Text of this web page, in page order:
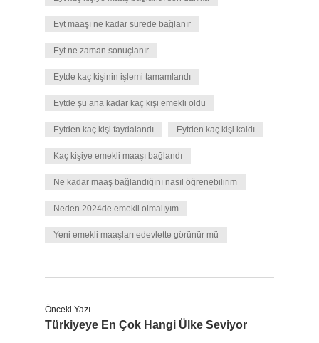
Eyt maaşı ne kadar sürede bağlanır
Eyt ne zaman sonuçlanır
Eytde kaç kişinin işlemi tamamlandı
Eytde şu ana kadar kaç kişi emekli oldu
Eytden kaç kişi faydalandı Eytden kaç kişi kaldı
Kaç kişiye emekli maaşı bağlandı
Ne kadar maaş bağlandığını nasıl öğrenebilirim
Neden 2024de emekli olmalıyım
Yeni emekli maaşları edevlette görünür mü
Önceki Yazı
Türkiyeye En Çok Hangi Ülke Seviyor